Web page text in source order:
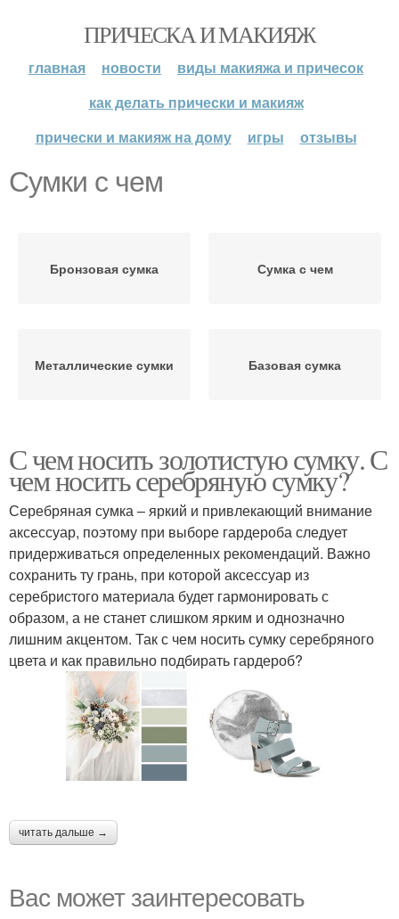
ПРИЧЕСКА И МАКИЯЖ
главная новости
виды макияжа и причесок
как делать прически и макияж
прически и макияж на дому
игры отзывы
Сумки с чем
Бронзовая сумка Сумка с чем
Металлические сумки Базовая сумка
С чем носить золотистую сумку. С
чем носить серебряную сумку?
Серебряная сумка – яркий и привлекающий внимание
аксессуар, поэтому при выборе гардероба следует
придерживаться определенных рекомендаций. Важно
сохранить ту грань, при которой аксессуар из
серебристого материала будет гармонировать с
образом, а не станет слишком ярким и однозначно
лишним акцентом. Так с чем носить сумку серебряного
цвета и как правильно подбирать гардероб?
читать дальше →
Вас может заинтересовать